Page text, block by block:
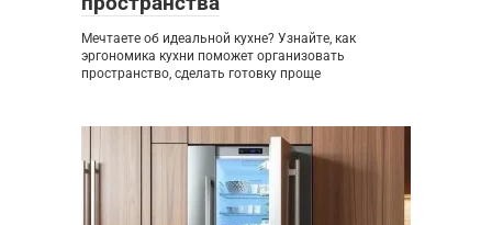
Мечтаете об идеальной кухне? Узнайте, как
эргономика кухни поможет организовать
пространство, сделать готовку проще